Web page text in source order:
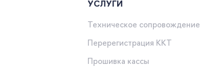
УСЛУГИ
Техническое сопровождение
Перерегистрация ККТ
Прошивка кассы